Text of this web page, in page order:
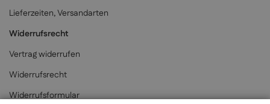
Lieferzeiten, Versandarten
Widerrufsrecht
Vertrag widerrufen
Widerrufsrecht
Widerrufsformular